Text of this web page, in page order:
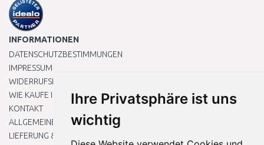
Ihre Privatsphäre ist uns
wichtig
INFORMATIONEN
DATENSCHUTZBESTIMMUNGEN
IMPRESSUM
WIDERRUFSRECHT
WIE KAUFE ICH EIN?
KONTAKT
ALLGEMEINEN GESCHÄFTSBEDINGUNGEN
LIEFERUNG & ZAHLUNG